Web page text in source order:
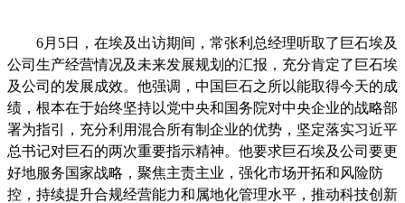
6月5日，在埃及出访期间，常张利总经理听取了巨石埃及
公司生产经营情况及未来发展规划的汇报，充分肯定了巨石埃
及公司的发展成效。他强调，中国巨石之所以能取得今天的成
绩，根本在于始终坚持以党中央和国务院对中央企业的战略部
署为指引，充分利用混合所有制企业的优势，坚定落实习近平
总书记对巨石的两次重要指示精神。他要求巨石埃及公司要更
好地服务国家战略，聚焦主责主业，强化市场开拓和风险防
控，持续提升合规经营能力和属地化管理水平，推动科技创新